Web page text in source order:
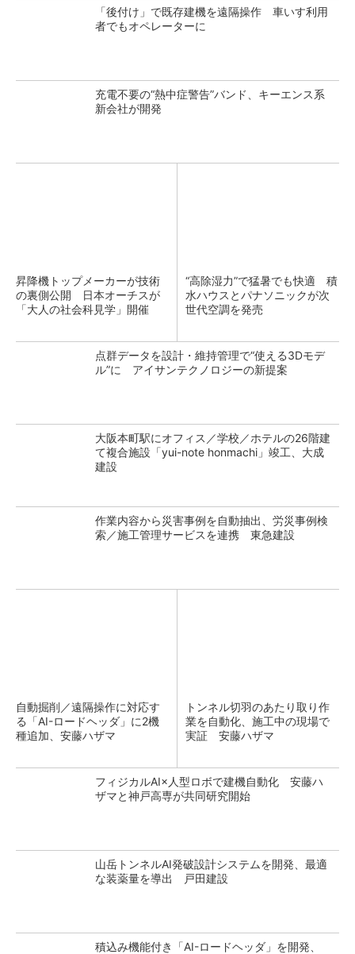
「後付け」で既存建機を遠隔操作 車いす利用
者でもオペレーターに
充電不要の“熱中症警告”バンド、キーエンス系
新会社が開発
昇降機トップメーカーが技術
の裏側公開 日本オーチスが
「大人の社会科見学」開催
“高除湿力”で猛暑でも快適 積
水ハウスとパナソニックが次
世代空調を発売
点群データを設計・維持管理で“使える3Dモデ
ル”に アイサンテクノロジーの新提案
大阪本町駅にオフィス／学校／ホテルの26階建
て複合施設「yui-note honmachi」竣工、大成
建設
作業内容から災害事例を自動抽出、労災事例検
索／施工管理サービスを連携 東急建設
自動掘削／遠隔操作に対応す
る「AI-ロードヘッダ」に2機
種追加、安藤ハザマ
トンネル切羽のあたり取り作
業を自動化、施工中の現場で
実証 安藤ハザマ
フィジカルAI×人型ロボで建機自動化 安藤ハ
ザマと神戸高専が共同研究開始
山岳トンネルAI発破設計システムを開発、最適
な装薬量を導出 戸田建設
積込み機能付き「AI-ロードヘッダ」を開発、